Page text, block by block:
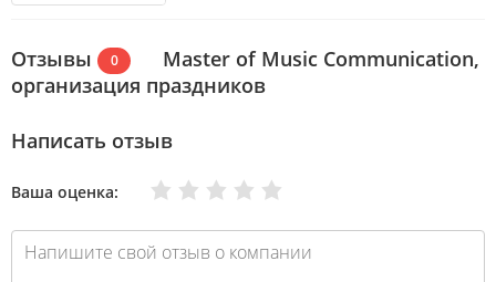
Отзывы 0
Master of Music Communication,
организация праздников
Написать отзыв
Ваша оценка: Отлично
Хорошо
Нормально
Плохо
Очень плохо